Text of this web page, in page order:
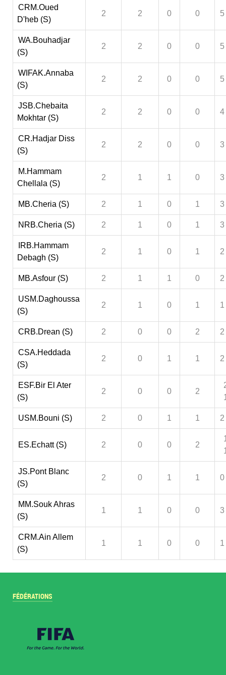
CRM.Oued
D'heb (S)
2 2 0 0 5
WA.Bouhadjar
(S)
2 2 0 0 5
WIFAK.Annaba
(S)
2 2 0 0 5
JSB.Chebaita
Mokhtar (S)
2 2 0 0 4
CR.Hadjar Diss
(S)
2 2 0 0 3
M.Hammam
Chellala (S)
2 1 1 0 3
MB.Cheria (S) 2 1 0 1 3
NRB.Cheria (S) 2 1 0 1 3
IRB.Hammam
Debagh (S)
2 1 0 1 2
MB.Asfour (S) 2 1 1 0 2
USM.Daghoussa
(S)
2 1 0 1 1
CRB.Drean (S) 2 0 0 2 2
CSA.Heddada
(S)
2 0 1 1 2
ESF.Bir El Ater
(S)
2 0 0 2
USM.Bouni (S) 2 0 1 1 2
ES.Echatt (S) 2 0 0 2
JS.Pont Blanc
(S)
2 0 1 1 0
MM.Souk Ahras
(S)
1 1 0 0 3
CRM.Ain Allem
(S)
1 1 0 0 1
FÉDÉRATIONS